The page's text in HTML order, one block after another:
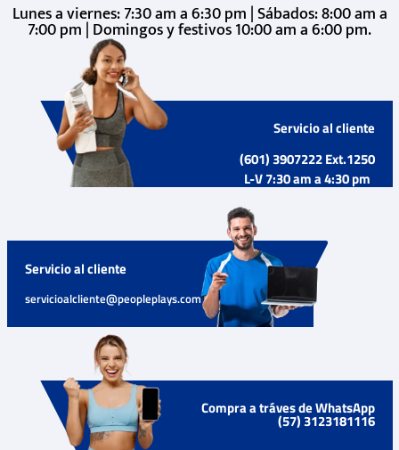
Lunes a viernes: 7:30 am a 6:30 pm | Sábados: 8:00 am a
7:00 pm | Domingos y festivos 10:00 am a 6:00 pm.
Servicio al cliente
(601) 3907222 Ext.1250
L-V 7:30 am a 4:30 pm
Servicio al cliente
servicioalcliente@peopleplays.com
Compra a tráves de WhatsApp
(57) 3123181116